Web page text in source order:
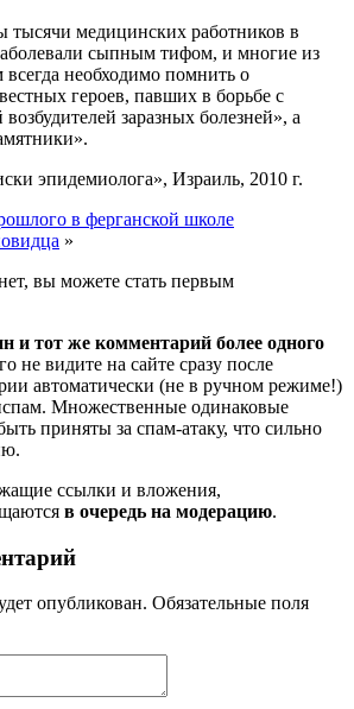
тысячи медицинских работников в
сыпным тифом, и многие из
необходимо помнить о
героев, павших в борьбе с
заразных болезней», а
эпидемиолога», Израиль, 2010 г.
в ферганской школе
»
вы можете стать первым
и тот же комментарий более одного
не видите на сайте сразу после
автоматически (не в ручном режиме!)
Множественные одинаковые
приняты за спам-атаку, что сильно
ссылки и вложения,
в очередь на модерацию.
опубликован. Обязательные поля